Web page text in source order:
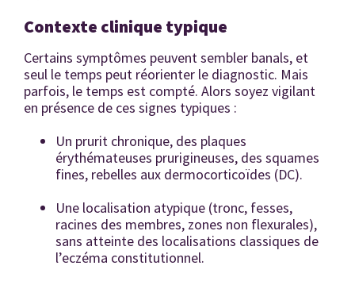
Contexte clinique typique
Certains symptômes peuvent sembler banals, et
seul le temps peut réorienter le diagnostic. Mais
parfois, le temps est compté. Alors soyez vigilant
en présence de ces signes typiques :
Un prurit chronique, des plaques
érythémateuses prurigineuses, des squames
fines, rebelles aux dermocorticoïdes (DC).
Une localisation atypique (tronc, fesses,
racines des membres, zones non flexurales),
sans atteinte des localisations classiques de
l’eczéma constitutionnel.